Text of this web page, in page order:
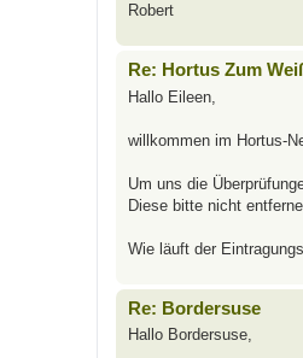
Robert
Re: Hortus Zum
Hallo Eileen,
willkommen im Hortus-
Um uns die
Diese bitte nicht
Wie läuft der
Re: Bordersuse
Hallo Bordersuse,